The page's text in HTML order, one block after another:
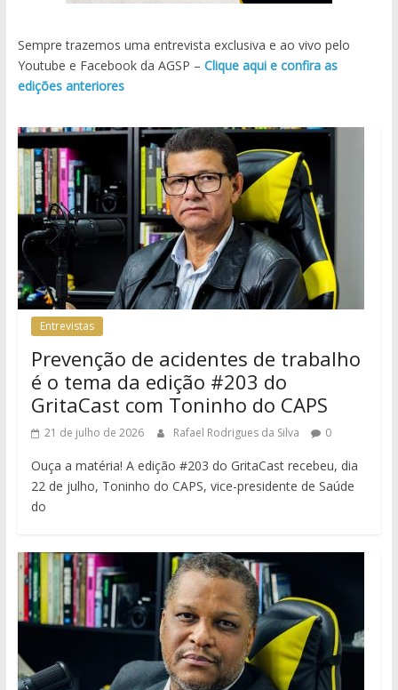
Sempre trazemos uma entrevista exclusiva e ao vivo pelo
Youtube e Facebook da AGSP – Clique aqui e confira as
edições anteriores
Entrevistas
Prevenção de acidentes de trabalho
é o tema da edição #203 do
GritaCast com Toninho do CAPS
21 de julho de 2026 Rafael Rodrigues da Silva 0
Ouça a matéria! A edição #203 do GritaCast recebeu, dia
22 de julho, Toninho do CAPS, vice-presidente de Saúde
do